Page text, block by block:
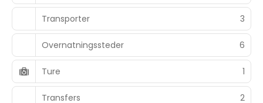
Transporter 3
Overnatningssteder 6
Ture 1
Transfers 2